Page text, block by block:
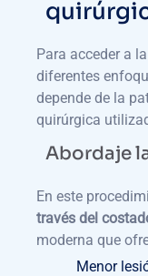
Para acceder a
diferentes
depende de la
quirúrgica
Abordaje
En este
través del
moderna que
Menor